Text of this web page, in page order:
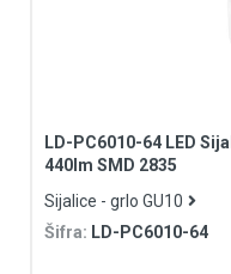
LD-PC6010-64 LED
440lm SMD 2835
Sijalice - grlo GU10
Šifra: LD-PC6010-64